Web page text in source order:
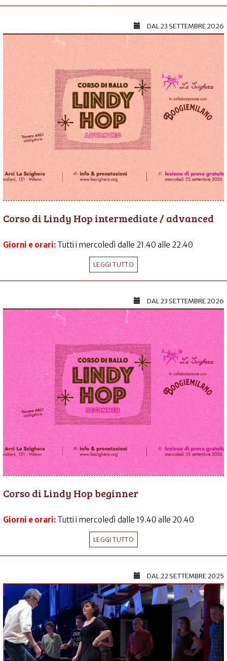
DAL23 SETTEMBRE 2026
Corso di Lindy Hop intermediate / advanced
Giorni e orari: Tutti i mercoledì dalle 21.40 alle 22.40
LEGGI TUTTO
DAL23 SETTEMBRE 2026
Corso di Lindy Hop beginner
Giorni e orari: Tutti i mercoledì dalle 19.40 alle 20.40
LEGGI TUTTO
DAL22 SETTEMBRE 2025